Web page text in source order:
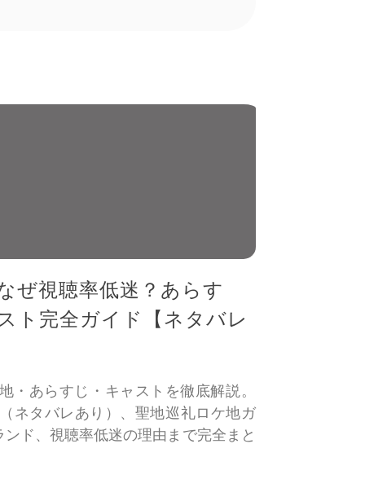
ぜ視聴率低迷？あらす
ト完全ガイド【ネタバレ
・あらすじ・キャストを徹底解説。
ネタバレあり）、聖地巡礼ロケ地ガ
ド、視聴率低迷の理由まで完全まと